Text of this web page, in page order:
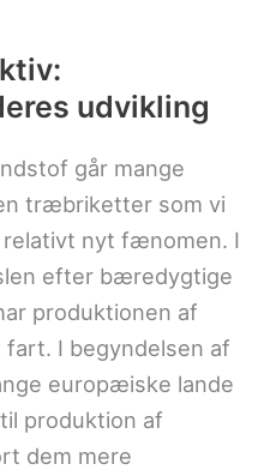
udvikling
går mange
træbriketter som vi
relativt nyt fænomen. I
efter bæredygtige
produktionen af
I begyndelsen af
europæiske lande
produktion af
dem mere